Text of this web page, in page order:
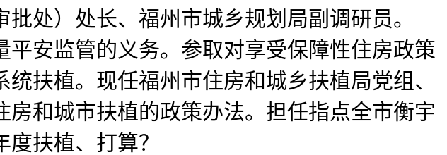
处）处长、福州市城乡规划局副调研员。
平安监管的义务。参取对享受保障性住房政策
扶植。现任福州市住房和城乡扶植局党组、
和城市扶植的政策办法。担任指点全市衡宇
扶植、打算？